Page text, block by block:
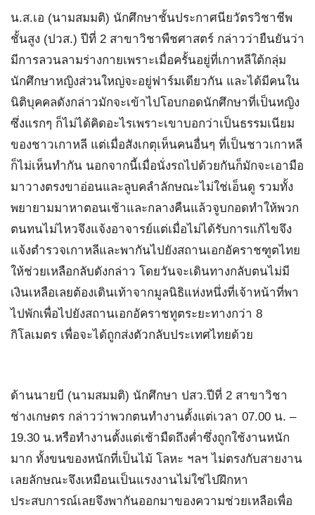
น.ส.เอ (นามสมมติ) นักศึกษาชั้นประกาศนียวัตรวิชาชีพ
ชั้นสูง (ปวส.) ปีที่ 2 สาขาวิชาพืชศาสตร์ กล่าวว่ายืนยันว่า
มีการลวนลามร่างกายเพราะเมื่อครั้นอยู่ที่เกาหลีใต้กลุ่ม
นักศึกษาหญิงส่วนใหญ่จะอยู่ฟาร์มเดียวกัน และได้มีคนใน
นิติบุคคลดังกล่าวมักจะเข้าไปโอบกอดนักศึกษาที่เป็นหญิง
ซึ่งแรกๆ ก็ไม่ได้คิดอะไรเพราะเขาบอกว่าเป็นธรรมเนียม
ของชาวเกาหลี แต่เมื่อสังเกตุเห็นคนอื่นๆ ที่เป็นชาวเกาหลี
ก็ไม่เห็นทำกัน นอกจากนี้เมื่อนั่งรถไปด้วยกันก็มักจะเอามือ
มาวางตรงขาอ่อนและลูบคลำลักษณะไม่ใช่เอ็นดู รวมทั้ง
พยายามมาหาตอนเช้าและกลางคืนแล้วจูบกอดทำให้พวก
ตนทนไม่ไหวจึงแจ้งอาจารย์แต่เมื่อไม่ได้รับการแก้ไขจึง
แจ้งตำรวจเกาหลีและพากันไปยังสถานเอกอัคราชฑูตไทย
ให้ช่วยเหลือกลับดังกล่าว โดยวันจะเดินทางกลับตนไม่มี
เงินเหลือเลยต้องเดินเท้าจากมูลนิธิแห่งหนึ่งที่เจ้าหน้าที่พา
ไปพักเพื่อไปยังสถานเอกอัคราชทูตระยะทางกว่า 8
กิโลเมตร เพื่อจะได้ถูกส่งตัวกลับประเทศไทยด้วย
ด้านนายบี (นามสมมติ) นักศึกษา ปสว.ปีที่ 2 สาขาวิชา
ช่างเกษตร กล่าวว่าพวกตนทำงานตั้งแต่เวลา 07.00 น. –
19.30 น.หรือทำงานตั้งแต่เช้ามืดถึงค่ำซึ่งถูกใช้งานหนัก
มาก ทั้งขนของหนักที่เป็นไม้ โลหะ ฯลฯ ไม่ตรงกับสายงาน
เลยลักษณะจึงเหมือนเป็นแรงงานไม่ใช่ไปฝึกหา
ประสบการณ์เลยจึงพากันออกมาของความช่วยเหลือเพื่อ